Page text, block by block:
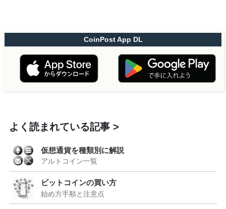
CoinPost App DL
よく読まれている記事
仮想通貨を種類別に解説
アルトコイン一覧
ビットコインの買い方
始め方手順と注意点